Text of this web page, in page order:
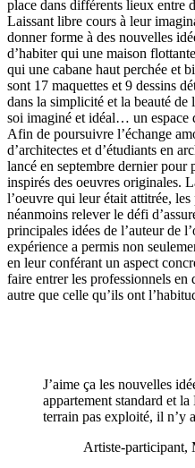
place dans différents lieux entre
Laissant libre cours à leur
donner forme à des nouvelles
d’habiter qui une maison
qui une cabane haut perchée et
sont 17 maquettes et 9 dessins
dans la simplicité et la beauté de
soi imaginé et idéal… un espace
Afin de poursuivre l’échange
d’architectes et d’étudiants en
lancé en septembre dernier pour
inspirés des oeuvres originales.
l’oeuvre qui leur était attitrée,
néanmoins relever le défi
principales idées de l’auteur de
expérience a permis non
en leur conférant un aspect
faire entrer les professionnels
autre que celle qu’ils ont
J’aime ça les nouvelles
appartement standard et
terrain pas exploité, il n’y
Artiste-participant,